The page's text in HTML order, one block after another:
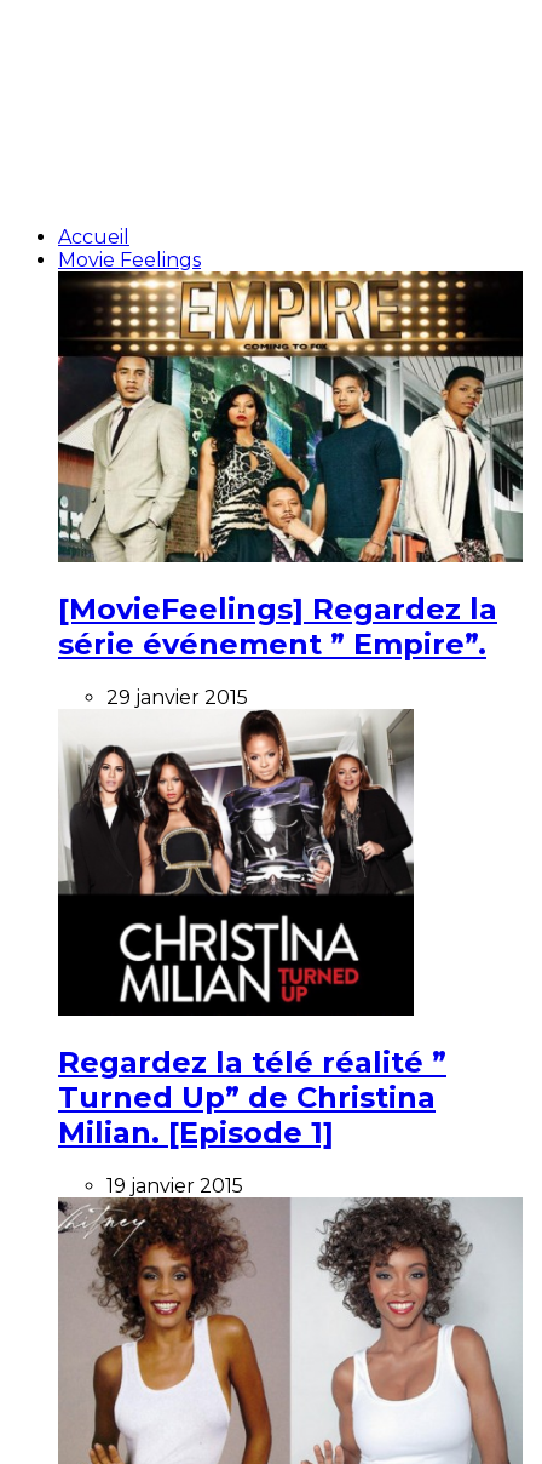
Accueil
Movie Feelings
[MovieFeelings] Regardez la
série événement ” Empire”.
29 janvier 2015
Regardez la télé réalité ”
Turned Up” de Christina
Milian. [Episode 1]
19 janvier 2015